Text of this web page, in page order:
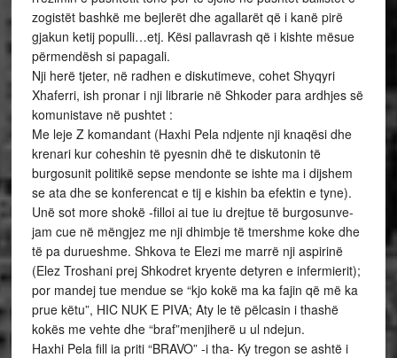
zogistët bashkë me bejlerët dhe agallarët që i kanë pirë
gjakun ketij populli…etj. Kësi pallavrash që i kishte mësue
përmendësh si papagali.
Nji herë tjeter, në radhen e diskutimeve, cohet Shyqyri
Xhaferri, ish pronar i nji librarie në Shkoder para ardhjes së
komunistave në pushtet :
Me leje Z komandant (Haxhi Pela ndjente nji knaqësi dhe
krenari kur coheshin të pyesnin dhë te diskutonin të
burgosunit politikë sepse mendonte se ishte ma i dijshem
se ata dhe se konferencat e tij e kishin ba efektin e tyne).
Unë sot more shokë -filloi ai tue iu drejtue të burgosunve-
jam cue në mëngjez me nji dhimbje të tmershme koke dhe
të pa durueshme. Shkova te Elezi me marrë nji aspirinë
(Elez Troshani prej Shkodret kryente detyren e infermierit);
por mandej tue mendue se “kjo kokë ma ka fajin që më ka
prue këtu”, HIC NUK E PIVA; Aty le të pëlcasin i thashë
kokës me vehte dhe “braf”menjiherë u ul ndejun.
Haxhi Pela fill ia priti “BRAVO” -i tha- Ky tregon se ashtë i